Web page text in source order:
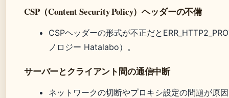
CSP（Content Security Policy）ヘッダーの不備
CSPヘッダーの形式が不正だと
ノロジー Hatalabo）。
サーバーとクライアント間の通信中断
ネットワークの切断やプロキシ設定の問題が原